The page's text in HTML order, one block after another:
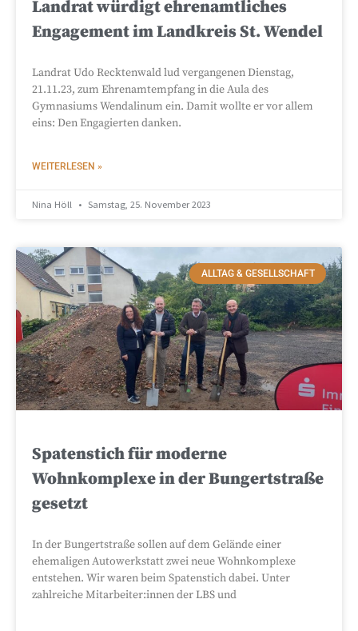
Landrat würdigt ehrenamtliches
Engagement im Landkreis St. Wendel
Landrat Udo Recktenwald lud vergangenen Dienstag,
21.11.23, zum Ehrenamtempfang in die Aula des
Gymnasiums Wendalinum ein. Damit wollte er vor allem
eins: Den Engagierten danken.
WEITERLESEN »
Nina Höll Samstag, 25. November 2023
ALLTAG & GESELLSCHAFT
Spatenstich für moderne
Wohnkomplexe in der Bungertstraße
gesetzt
In der Bungertstraße sollen auf dem Gelände einer
ehemaligen Autowerkstatt zwei neue Wohnkomplexe
entstehen. Wir waren beim Spatenstich dabei. Unter
zahlreiche Mitarbeiter:innen der LBS und